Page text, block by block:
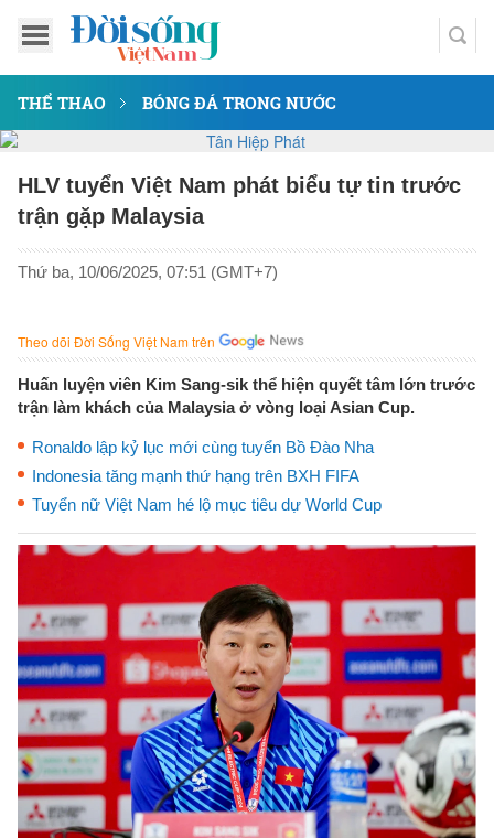
THỂ THAO BÓNG ĐÁ TRONG NƯỚC
HLV tuyển Việt Nam phát biểu tự tin trước
trận gặp Malaysia
Thứ ba, 10/06/2025, 07:51 (GMT+7)
Theo dõi Đời Sống Việt Nam trên
Huấn luyện viên Kim Sang-sik thể hiện quyết tâm lớn trước
trận làm khách của Malaysia ở vòng loại Asian Cup.
Ronaldo lập kỷ lục mới cùng tuyển Bồ Đào Nha
Indonesia tăng mạnh thứ hạng trên BXH FIFA
Tuyển nữ Việt Nam hé lộ mục tiêu dự World Cup